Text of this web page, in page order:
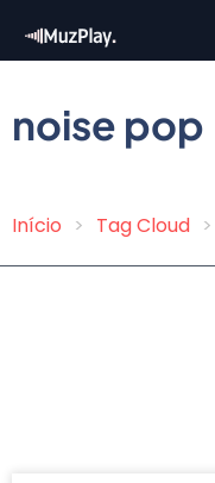
para
conteúdo
principal
noise pop
Trilha
Início Tag Cloud